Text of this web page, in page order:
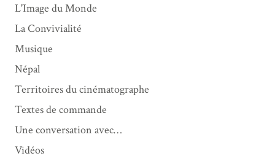
L'Image du Monde
La Convivialité
Musique
Népal
Territoires du cinématographe
Textes de commande
Une conversation avec…
Vidéos